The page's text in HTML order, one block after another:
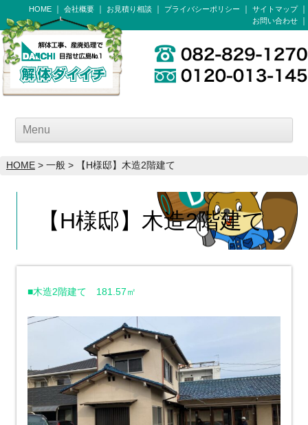
HOME 会社概要 お見積り相談 プライバシーポリシー
サイトマップ
お問い合わせ
Menu
HOME> 一般 > 【H様邸】木造2階建て
【H様邸】木造2階建て
■木造2階建て 181.57㎡